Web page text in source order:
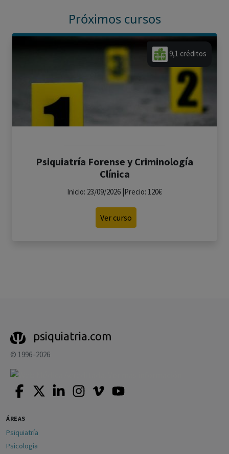
Próximos cursos
9,1 créditos
Psiquiatría Forense y Criminología
Clínica
Inicio: 23/09/2026 |Precio: 120€
Ver curso
psiquiatria.com
© 1996–2026
ÁREAS
Psiquiatría
Psicología